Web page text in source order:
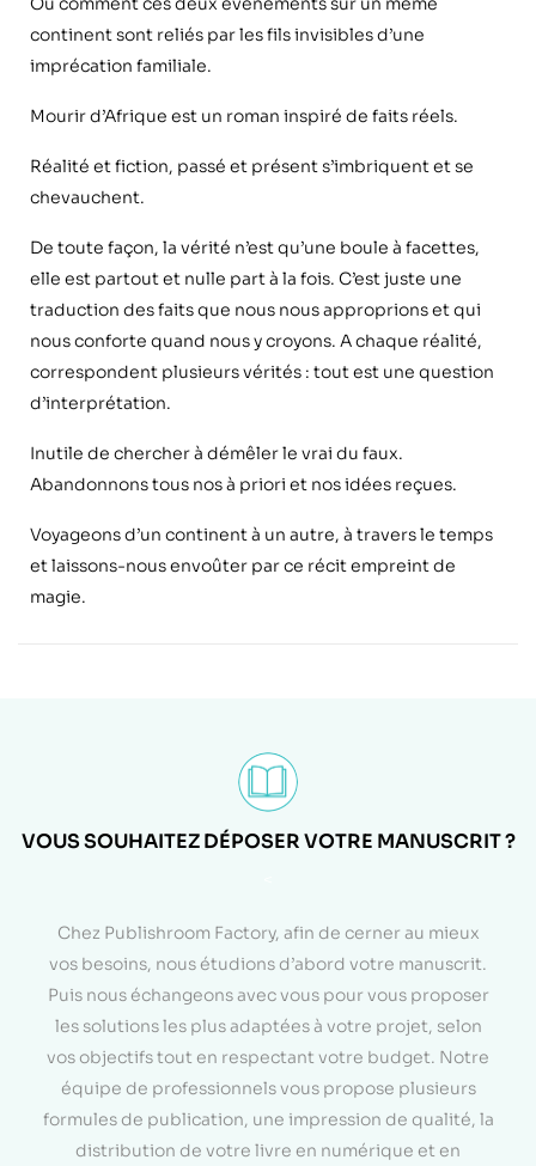
continent sont reliés par les fils invisibles d’une
imprécation familiale.
Mourir d’Afrique est un roman inspiré de faits réels.
Réalité et fiction, passé et présent s’imbriquent et se
chevauchent.
De toute façon, la vérité n’est qu’une boule à facettes,
elle est partout et nulle part à la fois. C’est juste une
traduction des faits que nous nous approprions et qui
nous conforte quand nous y croyons. A chaque réalité,
correspondent plusieurs vérités : tout est une question
d’interprétation.
Inutile de chercher à démêler le vrai du faux.
Abandonnons tous nos à priori et nos idées reçues.
Voyageons d’un continent à un autre, à travers le temps
et laissons-nous envoûter par ce récit empreint de
magie.
VOUS SOUHAITEZ DÉPOSER VOTRE MANUSCRIT ?
Chez Publishroom Factory, afin de cerner au mieux
vos besoins, nous étudions d’abord votre manuscrit.
Puis nous échangeons avec vous pour vous proposer
les solutions les plus adaptées à votre projet, selon
vos objectifs tout en respectant votre budget. Notre
équipe de professionnels vous propose plusieurs
formules de publication, une impression de qualité, la
distribution de votre livre en numérique et en